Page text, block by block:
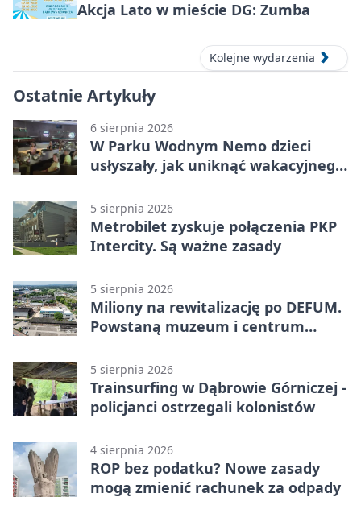
Akcja Lato w mieście DG: Zumba
Kolejne wydarzenia
Ostatnie Artykuły
6 sierpnia 2026
W Parku Wodnym Nemo dzieci
usłyszały, jak uniknąć wakacyjnego
5 sierpnia 2026
Metrobilet zyskuje połączenia PKP
Intercity. Są ważne zasady
5 sierpnia 2026
Miliony na rewitalizację po DEFUM.
Powstaną muzeum i centrum
5 sierpnia 2026
Trainsurfing w Dąbrowie Górniczej -
policjanci ostrzegali kolonistów
4 sierpnia 2026
ROP bez podatku? Nowe zasady
mogą zmienić rachunek za odpady